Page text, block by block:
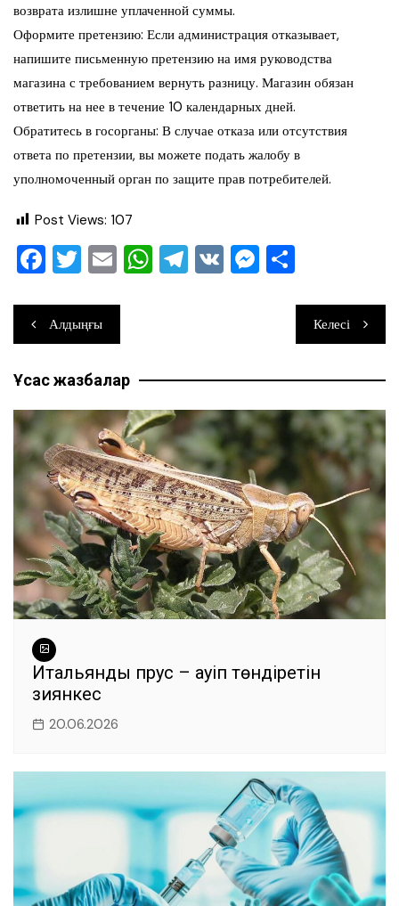
возврата излишне уплаченной суммы.
Оформите претензию: Если администрация отказывает,
напишите письменную претензию на имя руководства
магазина с требованием вернуть разницу. Магазин обязан
ответить на нее в течение 10 календарных дней.
Обратитесь в госорганы: В случае отказа или отсутствия
ответа по претензии, вы можете подать жалобу в
уполномоченный орган по защите прав потребителей.
Post Views: 107
F
c
e
b
o
o
k
T
tt
er
E
ai
l
W
A
p
p
T
a
m
V M
n
g
er
ра
ви
ть
Навигация
по
записям
Алдыңғы Келесі
Ұқсас жазбалар
Итальяндық прус – қауіп төндіретін
зиянкес
20.06.2026